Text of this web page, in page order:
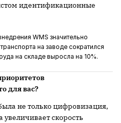
идентификационные
WMS значительно
на заводе сократился
на складе выросла на 10%.
для вас?
не только цифровизация,
скорость